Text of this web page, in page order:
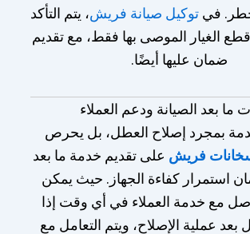
في توكيل صيانة فريش، يتم التأكد
الغيار الموصى بها فقط، مع تقديم
ضمان عليها أيضًا.
ما بعد الصيانة ودعم العملاء
بمجرد إصلاح العطل، بل يحرص
فريش على تقديم خدمة ما بعد
استمرار كفاءة الجهاز. حيث يمكن
مع خدمة العملاء في أي وقت إذا
عملية الإصلاح، ويتم التعامل مع